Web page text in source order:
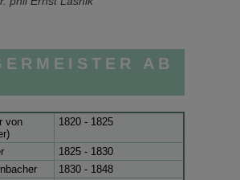
AB
von
1820 - 1825
1825 - 1830
1830 - 1848